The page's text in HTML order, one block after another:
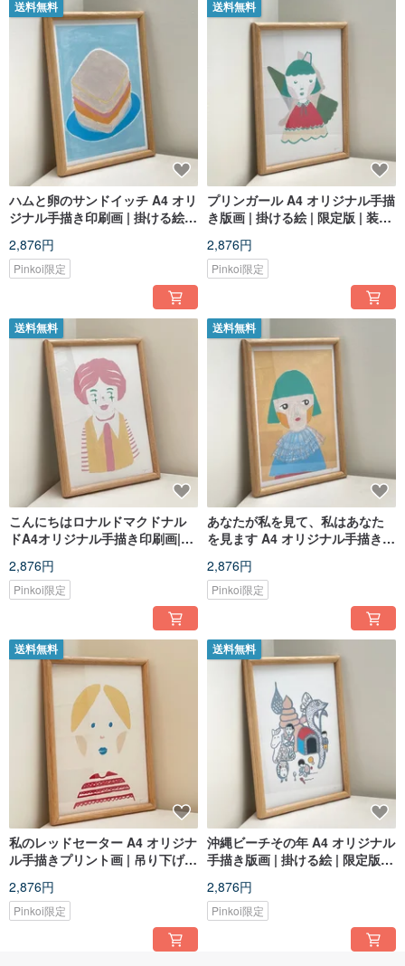
送料無料
ハムと卵のサンドイッチ A4 オリ
ジナル手描き印刷画 | 掛ける絵 |
2,876円
Pinkoi限定
送料無料
プリンガール A4 オリジナル手描
き版画 | 掛ける絵 | 限定版 | 装飾
2,876円
Pinkoi限定
送料無料
こんにちはロナルドマクドナル
ドA4オリジナル手描き印刷画|掛
2,876円
Pinkoi限定
送料無料
あなたが私を見て、私はあなた
を見ます A4 オリジナル手描き印
画
2,876円
Pinkoi限定
送料無料
私のレッドセーター A4 オリジナ
ル手描きプリント画 | 吊り下げ絵
2,876円
Pinkoi限定
送料無料
沖縄ビーチその年 A4 オリジナル
手描き版画 | 掛ける絵 | 限定版 |
2,876円
Pinkoi限定